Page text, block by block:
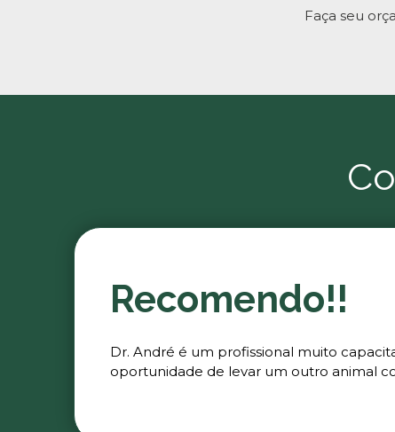
Faça seu
Recomendo!!
Dr. André é um profissional muito
oportunidade de levar um outro animal